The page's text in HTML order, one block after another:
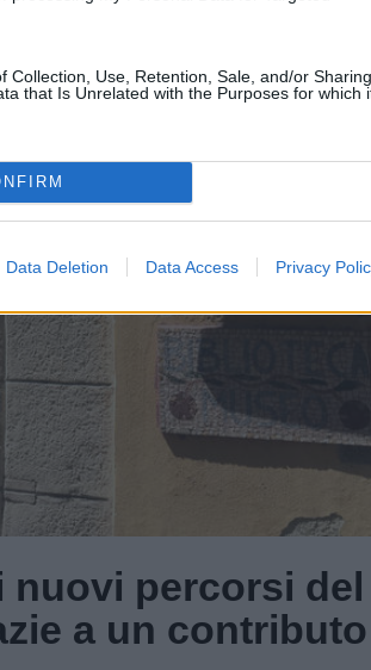
Collection, Use, Retention, Sale, and/or Sharing
that Is Unrelated with the Purposes for which
Data Deletion Data Access Privacy
nuovi percorsi del
a un contributo